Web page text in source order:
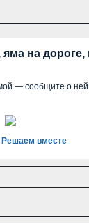
на дороге,
— сообщите о
Решаем вместе